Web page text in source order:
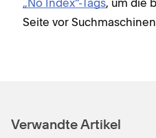
Seite vor
Verwandte Artikel